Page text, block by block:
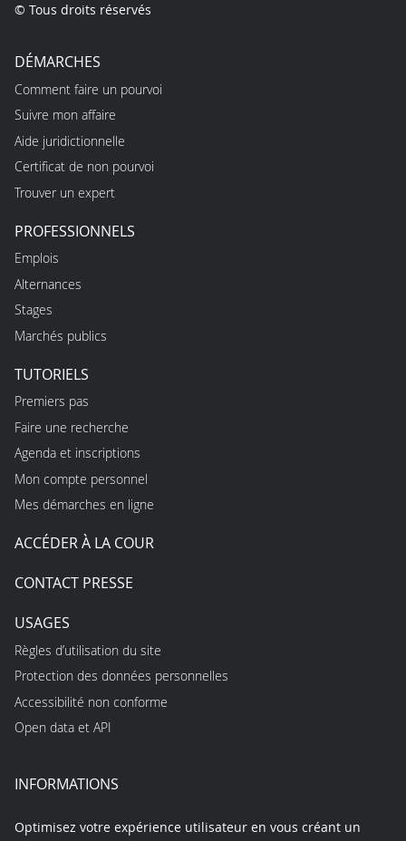
© Tous droits réservés
DÉMARCHES
Comment faire un pourvoi
Suivre mon affaire
Aide juridictionnelle
Certificat de non pourvoi
Trouver un expert
PROFESSIONNELS
Emplois
Alternances
Stages
Marchés publics
TUTORIELS
Premiers pas
Faire une recherche
Agenda et inscriptions
Mon compte personnel
Mes démarches en ligne
ACCÉDER À LA COUR
CONTACT PRESSE
USAGES
Règles d’utilisation du site
Protection des données personnelles
Accessibilité non conforme
Open data et API
INFORMATIONS
Optimisez votre expérience utilisateur en vous créant un